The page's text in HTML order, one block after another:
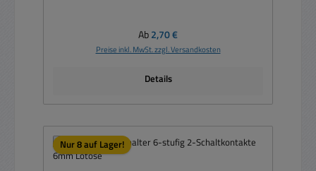
Regulärer Preis:
Ab2,70 €
Preise inkl. MwSt. zzgl. Versandkosten
Details
Nur 8 auf Lager!